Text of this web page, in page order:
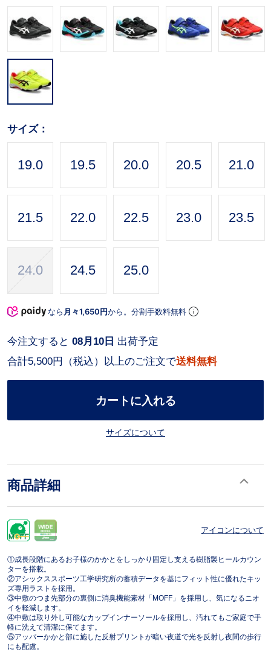
サイズ：
19.0 19.5 20.0 20.5 21.0
21.5 22.0 22.5 23.0 23.5
24.0 24.5 25.0
なら 月々1,650円から。分割手数料無料
合計5,500円（税込）以上のご注文で送料無料
今注文すると 08月10日 出荷予定
カートに入れる
サイズについて
商品詳細
アイコンについて
①成長段階にあるお子様のかかとをしっかり固定し支える樹脂製ヒールカウン
ターを搭載。
②アシックススポーツ工学研究所の蓄積データを基にフィット性に優れたキッ
ズ専用ラストを採用。
③中敷のつま先部分の裏側に消臭機能素材「MOFF」を採用し、気になるニオ
イを軽減します。
④中敷は取り外し可能なカップインナーソールを採用し、汚れてもご家庭で手
軽に洗えて清潔に保てます。
⑤アッパーかかと部に施した反射プリントが暗い夜道で光を反射し夜間の歩行
にも配慮。